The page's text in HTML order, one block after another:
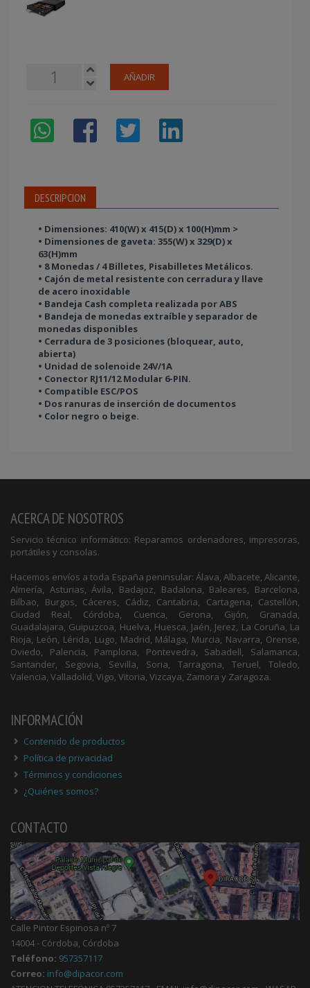
AÑADIR
DESCRIPCION
• Dimensiones: 410(W) x 415(D) x 100(H)mm >
• Dimensiones de gaveta: 355(W) x 329(D) x
63(H)mm
• 8 Monedas / 4 Billetes, Pisabilletes Metálicos.
• Cajón de metal resistente con cerradura y llave
de acero inoxidable
• Bandeja Cash completa realizada por ABS
• Bandeja de monedas extraíble y separador de
monedas disponibles
• Cerradura de 3 posiciones (bloquear, auto,
abierta)
• Unidad de solenoide 24V/1A
• Conector RJ11/12 Modular 6-PIN.
• Compatible ESC/POS
• Dos ranuras de inserción de documentos
• Color negro o beige.
ACERCA DE NOSOTROS
Servicio técnico informático: Reparamos ordenadores, impresoras,
portátiles y consolas.
Hacemos envíos a toda España peninsular: Álava, Albacete, Alicante,
Almería, Asturias, Ávila, Badajoz, Badalona, Baleares, Barcelona,
Bilbao, Burgos, Cáceres, Cádiz, Cantabria, Cartagena, Castellón,
Ciudad Real, Córdoba, Cuenca, Gerona, Gijón, Granada,
Guadalajara, Guipuzcoa, Huelva, Huesca, Jaén, Jerez, La Coruña, La
Rioja, León, Lérida, Lugo, Madrid, Málaga, Murcia, Navarra, Orense,
Oviedo, Palencia, Pamplona, Pontevedra, Sabadell, Salamanca,
Santander, Segovia, Sevilla, Soria, Tarragona, Teruel, Toledo,
Valencia, Valladolid, Vigo, Vitoria, Vizcaya, Zamora y Zaragoza.
INFORMACIÓN
Contenido de productos
Política de privacidad
Términos y condiciones
¿Quiénes somos?
CONTACTO
Calle Pintor Espinosa nº 7
14004 - Córdoba, Córdoba
Teléfono: 957357117
Correo: info@dipacor.com